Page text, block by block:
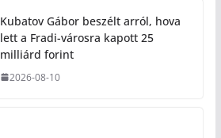
Kubatov Gábor beszélt arról, hova
lett a Fradi-városra kapott 25
milliárd forint
2026-08-10